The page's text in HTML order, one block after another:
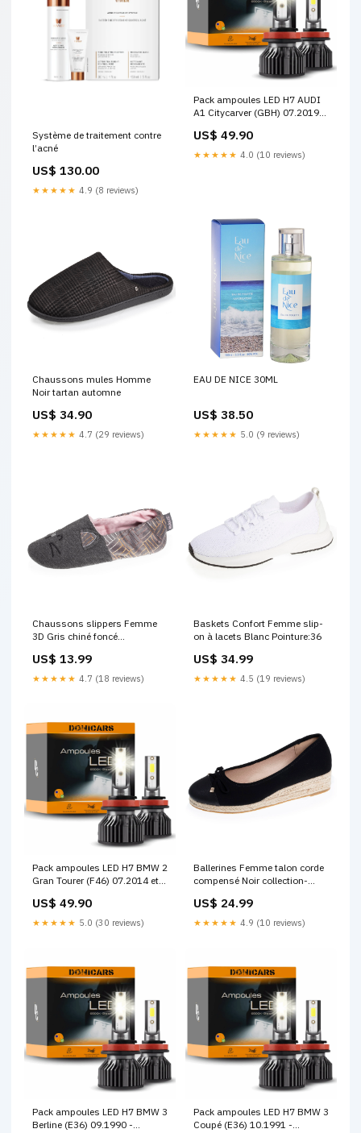
Système de traitement contre
l’acné
US$ 130.00
★★★★★ 4.9 (8 reviews)
Pack ampoules LED H7 AUDI
A1 Citycarver (GBH) 07.2019
Fiorino II Van (146) (01.1988
et +)
US$ 49.90
★★★★★ 4.0 (10 reviews)
Chaussons mules Homme
Noir tartan automne
US$ 34.90
★★★★★ 4.7 (29 reviews)
EAU DE NICE 30ML
US$ 38.50
★★★★★ 5.0 (9 reviews)
Chaussons slippers Femme
3D Gris chiné foncé
US$ 13.99
★★★★★ 4.7 (18 reviews)
Baskets Confort Femme slip-
on à lacets Blanc Pointure:36
US$ 34.99
★★★★★ 4.5 (19 reviews)
Pack ampoules LED H7 BMW 2
Gran Tourer (F46) 07.2014 et
Civic VII (EU
US$ 49.90
★★★★★ 5.0 (30 reviews)
Ballerines Femme talon corde
compensé Noir collection-
US$ 24.99
★★★★★ 4.9 (10 reviews)
Pack ampoules LED H7 BMW 3
Berline (E36) 09.1990 -
Pack ampoules LED H7 BMW 3
Coupé (E36) 10.1991 -